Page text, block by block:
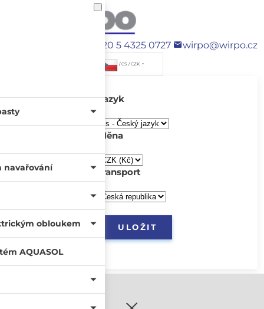
+420 5 4325 0727 wirpo@wirpo.cz
/ CS / CZK
Jazyk
Měna
transport
navařování
obloukem
AQUASOL